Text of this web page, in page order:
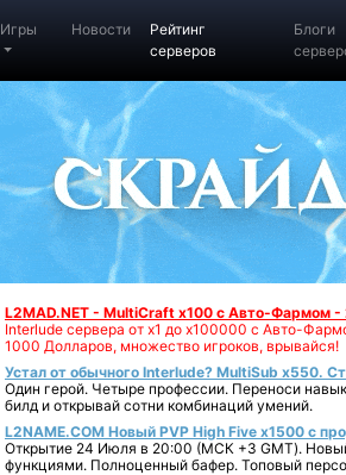
Игры Новости
Рейтинг
серверов
Блоги
L2MAD.NET - MultiCraft x100 с Авто-Фармом
Interlude сервера от х1 до х100000 с Авто-
1000 Долларов, множество игроков, врывайся!
Устал от обычного Interlude? MultiSub x550.
Один герой. Четыре профессии. Переноси
билд и открывай сотни комбинаций умений.
L2NAME.COM Новый PVP High Five x1500 с
Открытие 24 Июля в 20:00 (МСК +3 GMT).
функциями. Полноценный бафер. Топовый